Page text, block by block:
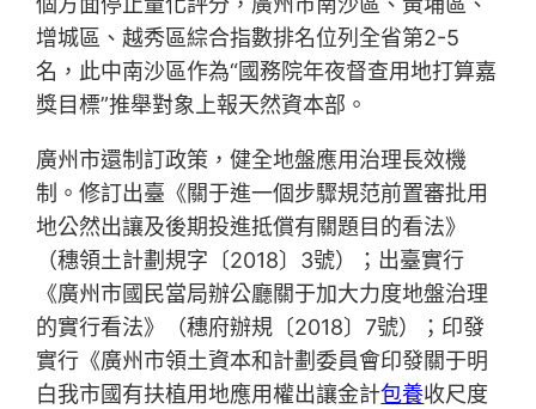
增城區、越秀區綜合指數排名位列全省第2-5
名，此中南沙區作為“國務院年夜督查用地打算嘉
獎目標”推舉對象上報天然資本部。
廣州市還制訂政策，健全地盤應用治理長效機
制。修訂出臺《關于進一個步驟規范前置審批用
地公然出讓及後期投進抵償有關題目的看法》
（穗領土計劃規字〔2018〕3號）；出臺實行
《廣州市國民當局辦公廳關于加大力度地盤治理
的實行看法》（穗府辦規〔2018〕7號）；印發
實行《廣州市領土資本和計劃委員會印發關于明
白我市國有扶植用地應用權出讓金計包養收尺度